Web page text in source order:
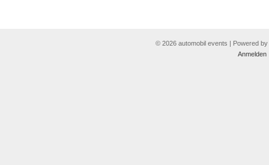
© 2026 automobil events | Powered by
Anmelden|